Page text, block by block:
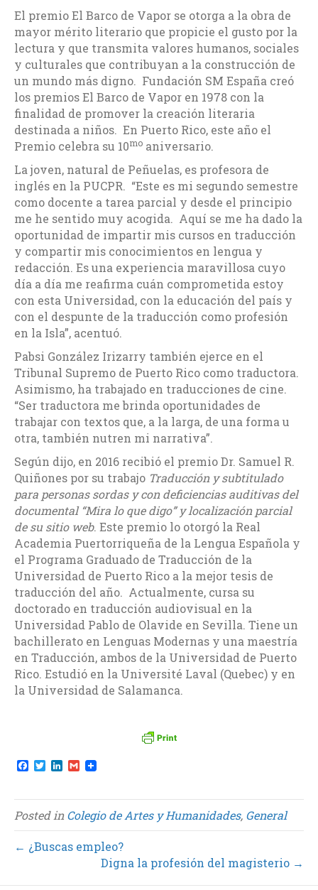
El premio El Barco de Vapor se otorga a la obra de
mayor mérito literario que propicie el gusto por la
lectura y que transmita valores humanos, sociales
y culturales que contribuyan a la construcción de
un mundo más digno. Fundación SM España creó
los premios El Barco de Vapor en 1978 con la
finalidad de promover la creación literaria
destinada a niños. En Puerto Rico, este año el
Premio celebra su 10mo aniversario.
La joven, natural de Peñuelas, es profesora de
inglés en la PUCPR. “Este es mi segundo semestre
como docente a tarea parcial y desde el principio
me he sentido muy acogida. Aquí se me ha dado la
oportunidad de impartir mis cursos en traducción
y compartir mis conocimientos en lengua y
redacción. Es una experiencia maravillosa cuyo
día a día me reafirma cuán comprometida estoy
con esta Universidad, con la educación del país y
con el despunte de la traducción como profesión
en la Isla”, acentuó.
Pabsi González Irizarry también ejerce en el
Tribunal Supremo de Puerto Rico como traductora.
Asimismo, ha trabajado en traducciones de cine.
“Ser traductora me brinda oportunidades de
trabajar con textos que, a la larga, de una forma u
otra, también nutren mi narrativa”.
Según dijo, en 2016 recibió el premio Dr. Samuel R.
Quiñones por su trabajo Traducción y subtitulado
para personas sordas y con deficiencias auditivas del
documental “Mira lo que digo” y localización parcial
de su sitio web. Este premio lo otorgó la Real
Academia Puertorriqueña de la Lengua Española y
el Programa Graduado de Traducción de la
Universidad de Puerto Rico a la mejor tesis de
traducción del año. Actualmente, cursa su
doctorado en traducción audiovisual en la
Universidad Pablo de Olavide en Sevilla. Tiene un
bachillerato en Lenguas Modernas y una maestría
en Traducción, ambos de la Universidad de Puerto
Rico. Estudió en la Université Laval (Quebec) y en
la Universidad de Salamanca.
F
e
b
o
o
k
T
t
t
e
r
L
k
e
d
I
n
G
i
l
Posted inColegio de Artes y Humanidades, General
← ¿Buscas empleo?
Digna la profesión del magisterio →